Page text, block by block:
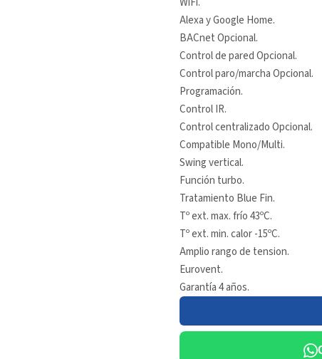
Alexa y Google Home.
BACnet Opcional.
Control de pared Opcional.
Control paro/marcha Opcional.
Programación.
Control IR.
Control centralizado Opcional.
Compatible Mono/Multi.
Swing vertical.
Función turbo.
Tratamiento Blue Fin.
Tº ext. max. frío 43ºC.
Tº ext. min. calor -15ºC.
Amplio rango de tension.
Eurovent.
Garantía 4 años.